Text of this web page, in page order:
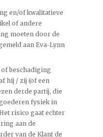
en/of kwalitatieve
of andere
moeten door de
aan Eva-Lynn
beschadiging
hij / zij (of een
derde partij, die
fysiek in
risico gaat echter
aan de
van de Klant de